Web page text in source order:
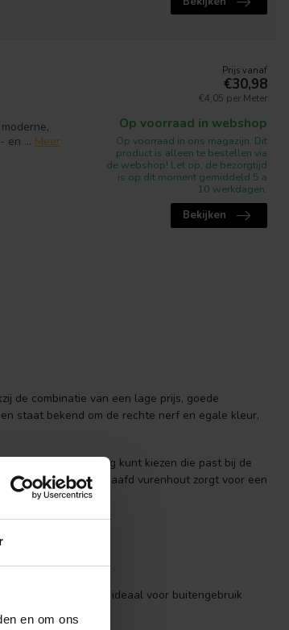
en om ons
en ... Meer
Prijs vanaf
€30,98
€4,05 per Meter
Op voorraad in webshop
Op voorraad in ons magazijn. Dit
product is alleen te bestellen via
de webshop! Let op, de bezorgtijd
is op dit moment gemiddeld 5 a
10 werkdagen.
Bekijken
de combinatie van een lage prijs, goede
staat bekend om de rechte nerf en egale kleur,
een gevelbekleding kunt kiezen die past bij de
beschikbaar. Geschaafd vurenhout zorgt voor een
biedt.
en monteren
en weersinvloeden, ideaal voor buitengebruik
uniforme gevel